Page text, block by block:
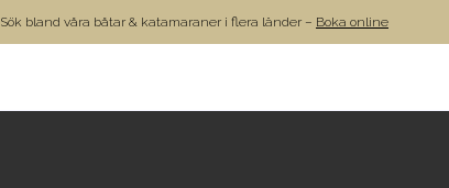
Sök bland våra båtar & katamaraner i flera länder – Boka online